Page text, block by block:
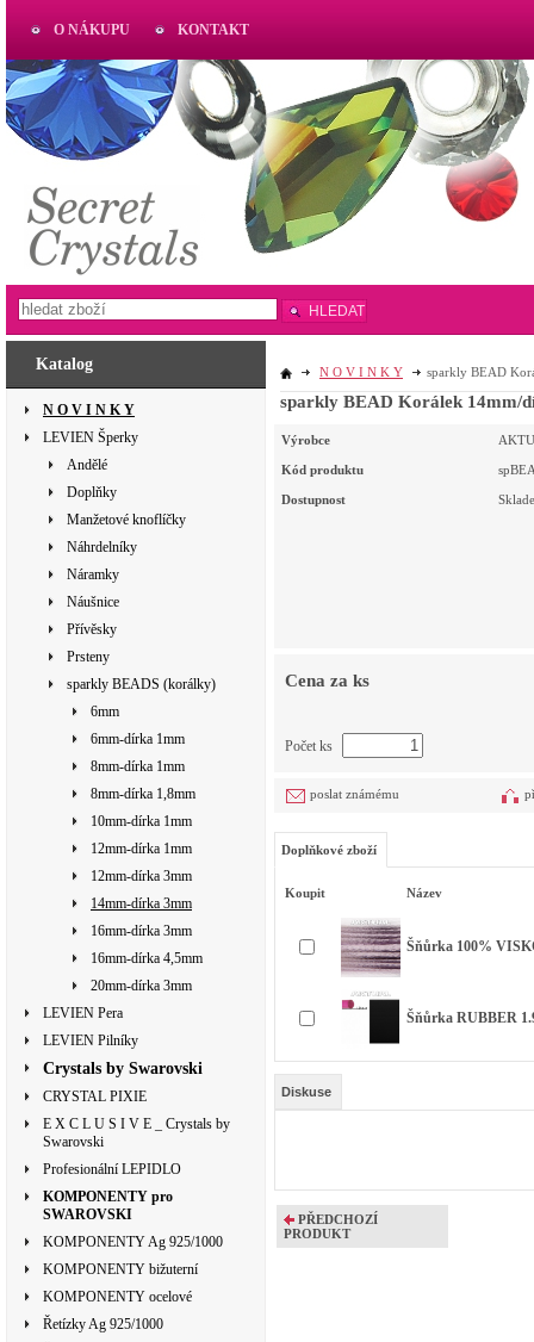
Katalog
N O V I N K Y
LEVIEN Šperky
Andělé
Doplňky
Manžetové knoflíčky
Náhrdelníky
Náramky
Náušnice
Přívěsky
Prsteny
sparkly BEADS (korálky)
6mm
6mm-dírka 1mm
8mm-dírka 1mm
8mm-dírka 1,8mm
10mm-dírka 1mm
12mm-dírka 1mm
12mm-dírka 3mm
14mm-dírka 3mm
16mm-dírka 3mm
16mm-dírka 4,5mm
20mm-dírka 3mm
LEVIEN Pera
LEVIEN Pilníky
Crystals by Swarovski
CRYSTAL PIXIE
E X C L U S I V E _ Crystals by
Swarovski
Profesionální LEPIDLO
KOMPONENTY pro
SWAROVSKI
KOMPONENTY Ag 925/1000
KOMPONENTY bižuterní
KOMPONENTY ocelové
Řetízky Ag 925/1000
N O V I N K Y sparkly BEAD
sparkly BEAD Korálek 14mm/
Výrobce
Kód produktu
Dostupnost
Cena za ks
Počet ks
poslat známému
Doplňkové zboží
Koupit Název
Šňůrka 100%
Šňůrka RUBBER
Diskuse
PŘEDCHOZÍ
PRODUKT
O NÁKUPU KONTAKT
AKTUAL
www.aktual-koralky.cz
HLEDAT